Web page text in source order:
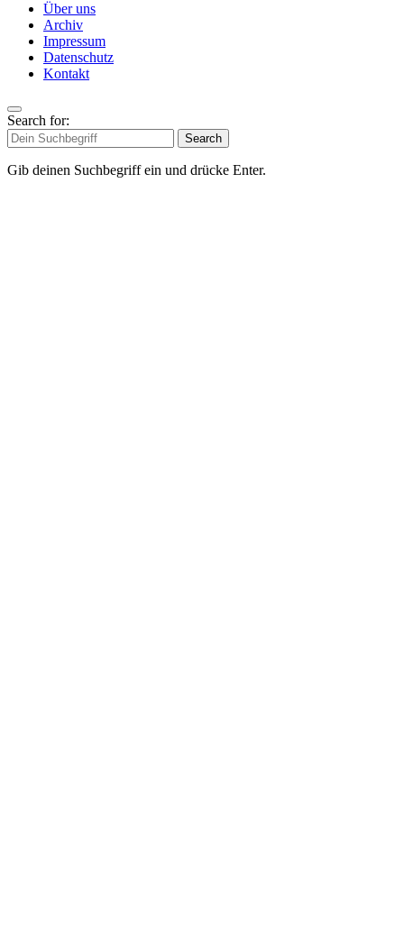
Über uns
Archiv
Impressum
Datenschutz
Kontakt
Search for:
Search
Gib deinen Suchbegriff ein und drücke Enter.